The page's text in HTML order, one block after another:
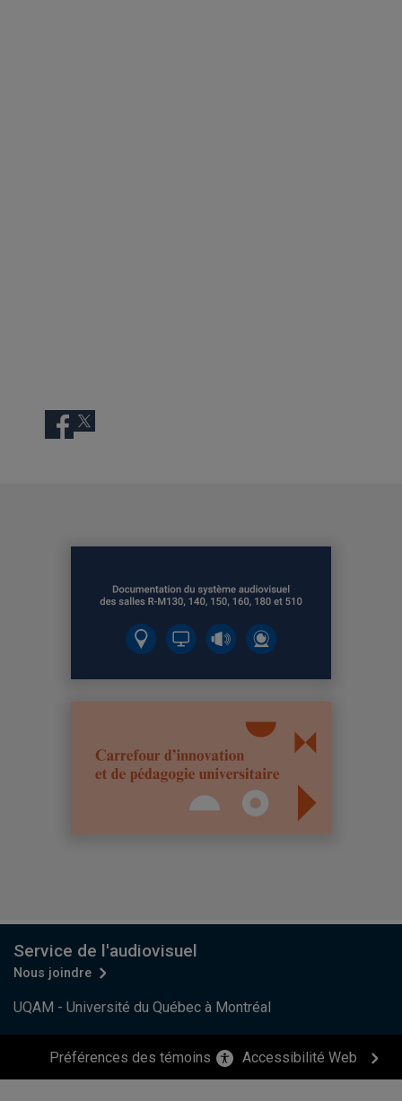
Facebook
Twitter
UQAM - Université du Québec à Montréal
Service de l'audiovisuel
Nous joindre
Préférences des témoins Accessibilité Web